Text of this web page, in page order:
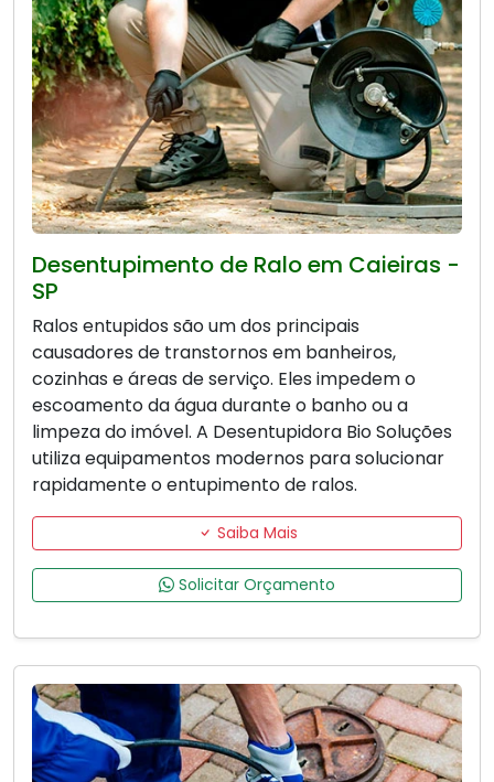
Desentupimento de Ralo em Caieiras -
SP
Ralos entupidos são um dos principais
causadores de transtornos em banheiros,
cozinhas e áreas de serviço. Eles impedem o
escoamento da água durante o banho ou a
limpeza do imóvel. A Desentupidora Bio Soluções
utiliza equipamentos modernos para solucionar
rapidamente o entupimento de ralos.
Saiba Mais
Solicitar Orçamento